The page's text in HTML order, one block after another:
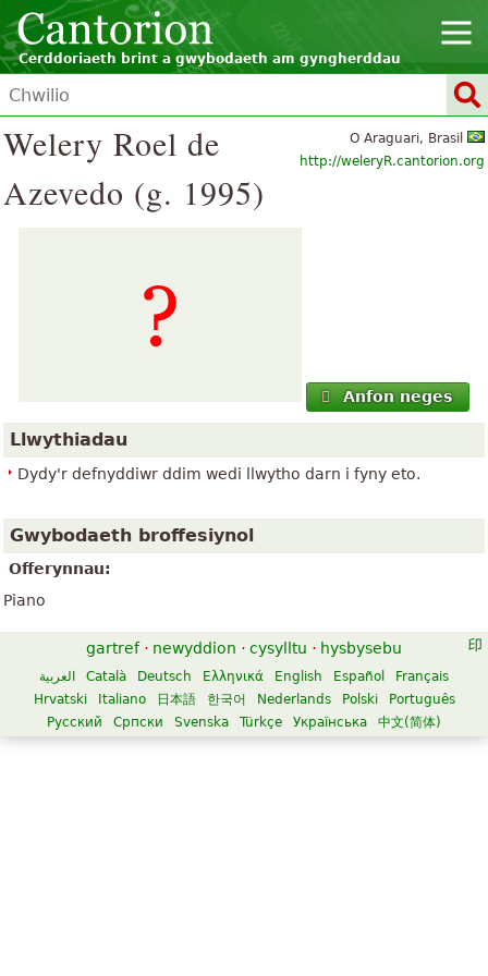
Cerddoriaeth brint a gwybodaeth am gyngherddau
O Araguari, Brasil
http://weleryR.cantorion.org
Welery Roel de
Azevedo (g. 1995)
Anfon neges
Llwythiadau
Dydy'r defnyddiwr ddim wedi llwytho darn i fyny eto.
Gwybodaeth broffesiynol
Offerynnau:
Piano
gartref · newyddion · cysylltu · hysbysebu
العربية Català Deutsch Ελληνικά English Español
Français
Hrvatski
Italiano 日本語 한국어 Nederlands Polski
Português
Русский
Српски Svenska Türkçe Українська 中文(简体)